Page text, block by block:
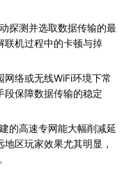
探测并选取数据传输的最
联机过程中的卡顿与掉
网络或无线WiFi环境下常
段保障数据传输的稳定
的高速专网能大幅削减延
区玩家效果尤其明显，